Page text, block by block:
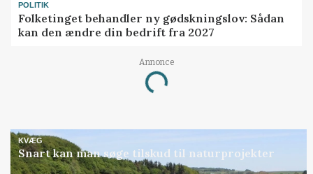
POLITIK
Folketinget behandler ny gødskningslov: Sådan
kan den ændre din bedrift fra 2027
Annonce
Loading...
KVÆG
Snart kan man søge tilskud til naturprojekter